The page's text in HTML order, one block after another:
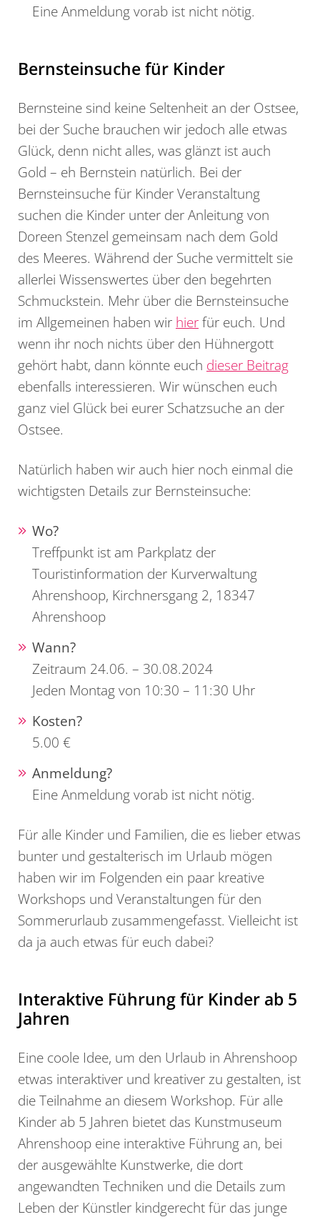
Eine Anmeldung vorab ist nicht nötig.
Bernsteinsuche für Kinder
Bernsteine sind keine Seltenheit an der Ostsee,
bei der Suche brauchen wir jedoch alle etwas
Glück, denn nicht alles, was glänzt ist auch
Gold – eh Bernstein natürlich. Bei der
Bernsteinsuche für Kinder Veranstaltung
suchen die Kinder unter der Anleitung von
Doreen Stenzel gemeinsam nach dem Gold
des Meeres. Während der Suche vermittelt sie
allerlei Wissenswertes über den begehrten
Schmuckstein. Mehr über die Bernsteinsuche
im Allgemeinen haben wir hierfür euch. Und
wenn ihr noch nichts über den Hühnergott
gehört habt, dann könnte euch dieser Beitrag
ebenfalls interessieren. Wir wünschen euch
ganz viel Glück bei eurer Schatzsuche an der
Ostsee.
Natürlich haben wir auch hier noch einmal die
wichtigsten Details zur Bernsteinsuche:
Wo?
Treffpunkt ist am Parkplatz der
Touristinformation der Kurverwaltung
Ahrenshoop, Kirchnersgang 2, 18347
Ahrenshoop
Wann?
Zeitraum 24.06. – 30.08.2024
Jeden Montag von 10:30 – 11:30 Uhr
Kosten?
5.00 €
Anmeldung?
Eine Anmeldung vorab ist nicht nötig.
Für alle Kinder und Familien, die es lieber etwas
bunter und gestalterisch im Urlaub mögen
haben wir im Folgenden ein paar kreative
Workshops und Veranstaltungen für den
Sommerurlaub zusammengefasst. Vielleicht ist
da ja auch etwas für euch dabei?
Interaktive Führung für Kinder ab 5
Jahren
Eine coole Idee, um den Urlaub in Ahrenshoop
etwas interaktiver und kreativer zu gestalten, ist
die Teilnahme an diesem Workshop. Für alle
Kinder ab 5 Jahren bietet das Kunstmuseum
Ahrenshoop eine interaktive Führung an, bei
der ausgewählte Kunstwerke, die dort
angewandten Techniken und die Details zum
Leben der Künstler kindgerecht für das junge